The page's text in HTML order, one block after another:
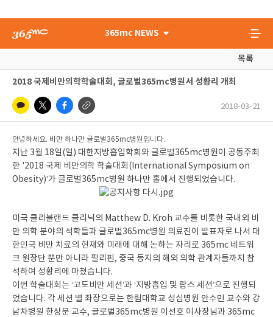
365mc NEWS
목록
2018 국제비만의학학술대회, 글로벌365mc병원서 성황리 개최
2018-03-21
안녕하세요. 비만 하나만 글로벌365mc병원입니다.
지난 3월 18일(일) 대한지방흡입학회와 글로벌365mc병원이 공동주최
한 '2018 국제 비만의학 학술대회(International Symposium on
Obesity)’가 글로벌365mc병원 하나만 홀에서 진행되었습니다.
미국 클리블랜드 클리닉의 Matthew D. Kroh 교수를 비롯한 국내외 비
만 의학 분야의 석학들과 글로벌365mc병원 의료진이 발표자로 나서 대
한민국 비만 치료의 현재와 미래에 대해 논하는 자리로 365mc 네트워
크 원장단 뿐만 아니라 필리핀, 중국 등지의 해외 의학 관계자들까지 참
석하여 성황리에 마쳤습니다.
이번 학술대회는 ‘고도비만 세션’과 ‘지방흡입 및 람스 세션’으로 진행되
었습니다. 각 세션 별 좌장으로는 한림대학교 성심병원 안수민 교수와 강
남차병원 한상문 교수, 글로벌365mc병원 이선호 이사장님과 365mc